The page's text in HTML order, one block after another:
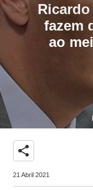
fazem
ao
share
21 Abril 2021